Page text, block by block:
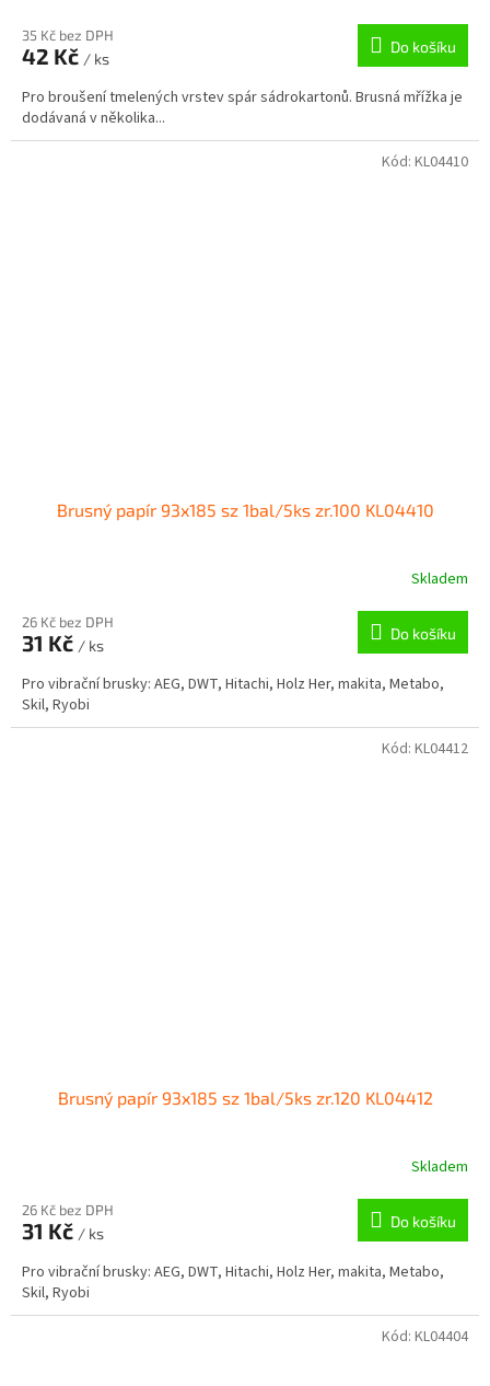
35 Kč bez DPH
42 Kč / ks
Do košíku
Pro broušení tmelených vrstev spár sádrokartonů. Brusná mřížka je
dodávaná v několika...
Brusný papír 93x185 sz 1bal/5ks zr.100 KL04410
Skladem
26 Kč bez DPH
31 Kč / ks
Do košíku
Pro vibrační brusky: AEG, DWT, Hitachi, Holz Her, makita, Metabo,
Skil, Ryobi
Kód: KL04410
Brusný papír 93x185 sz 1bal/5ks zr.120 KL04412
Skladem
26 Kč bez DPH
31 Kč / ks
Do košíku
Pro vibrační brusky: AEG, DWT, Hitachi, Holz Her, makita, Metabo,
Skil, Ryobi
Kód: KL04412
Kód: KL04404